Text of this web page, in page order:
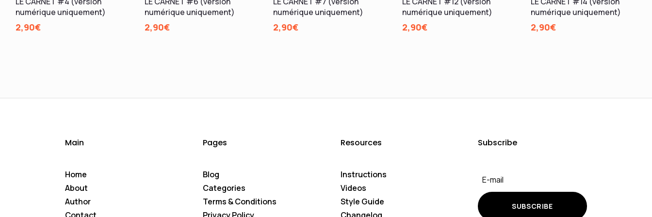
numérique uniquement)
2,90€
numérique uniquement)
2,90€
numérique uniquement)
2,90€
numérique uniquement)
2,90€
numérique uniquement)
2,90€
Main
Home
About
Author
Contact
Pages
Blog
Categories
Terms & Conditions
Privacy Policy
Resources
Instructions
Videos
Style Guide
Changelog
Subscribe
SUBSCRIBE